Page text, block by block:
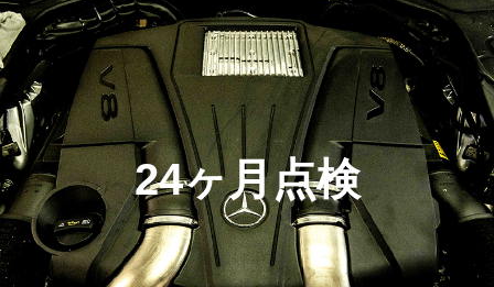
24ヶ月点検